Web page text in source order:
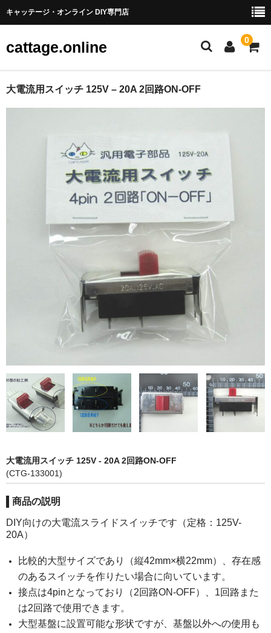
キャッテージ・オンライン DIY専門店
cattage.online 0
部品・パーツ
コネクタ端子
スイッチ
ヒューズ
リニアガイド
材料
鉄板
ケミカルウッド
ペレット
アクリル板
ツール・計測
オシロスコープ
大電流用スイッチ 125V – 20A 2回路ON-OFF
大電流用スイッチ 125V - 20A 2回路ON-OFF
(CTG-133001)
商品の説明
DIY向けの大電流スライドスイッチです（定格：125V-
20A）
比較的大型サイズであり（縦42mm×横22mm）、存在感
のあるスイッチを作りたい場合に向いています。
接点は4pinとなっており（2回路ON-OFF）、1回路また
は2回路で使用できます。
大型基盤に設置可能な形状ですが、基盤以外への使用も